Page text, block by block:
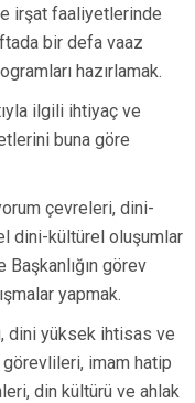
irşat faaliyetlerinde
bir defa vaaz
hazırlamak.
ilgili ihtiyaç ve
buna göre
çevreleri, dini-
dini-kültürel oluşumlar
görev
yapmak.
dini yüksek ihtisas ve
imam hatip
din kültürü ve ahlak